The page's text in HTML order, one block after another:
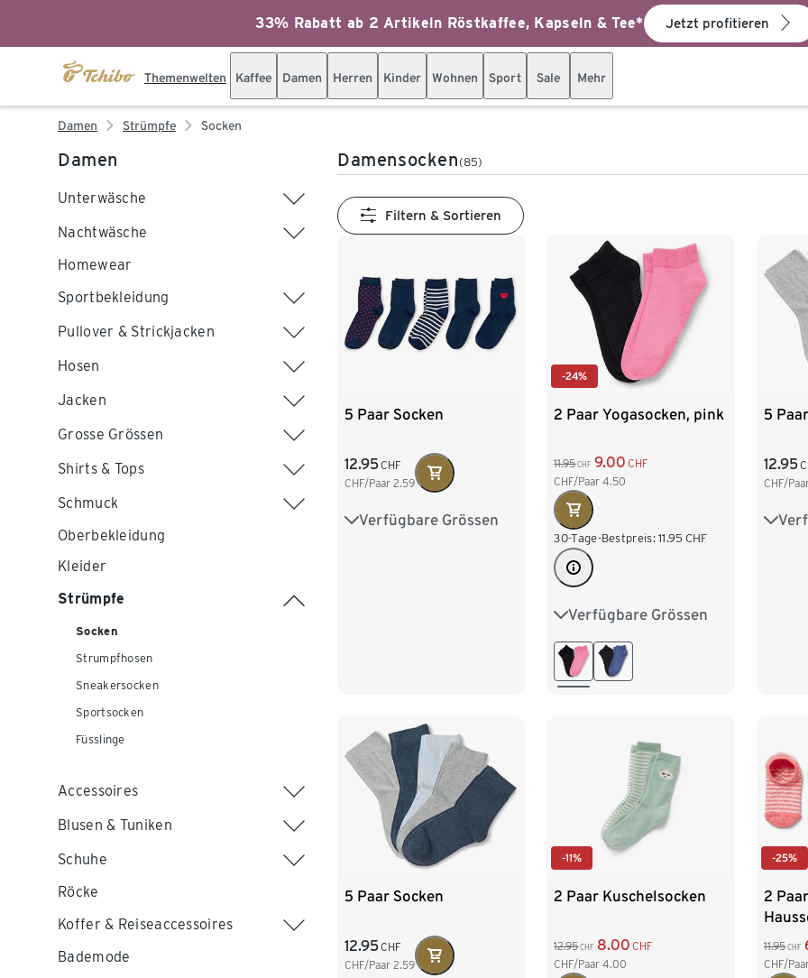
33% Rabatt ab 2 Artikeln Röstkaffee, Kapseln & Tee* Jetzt profitieren
Themenwelten Kaffee Damen Herren Kinder Wohnen Sport Sale Mehr
Damen Strümpfe Socken
Damen
Unterwäsche
Nachtwäsche
Homewear
Sportbekleidung
Pullover & Strickjacken
Hosen
Jacken
Grosse Grössen
Shirts & Tops
Schmuck
Oberbekleidung
Kleider
Strümpfe
Socken
Strumpfhosen
Sneakersocken
Sportsocken
Füsslinge
Accessoires
Blusen & Tuniken
Schuhe
Röcke
Koffer & Reiseaccessoires
Bademode
Damensocken(85)
Filtern & Sortieren
5 Paar Socken
12.95CHF
CHF/Paar 2.59
Verfügbare Grössen
35-38 39-42
-24%
2 Paar Yogasocken, pink
11.95 CHF 9.00 CHF
CHF/Paar4.50
30-Tage-Bestpreis: 11.95 CHF
Verfügbare Grössen
35-38 39-42
5
12.95
CHF/
35-38
5 Paar Socken
12.95CHF
CHF/Paar 2.59
-11%
2 Paar Kuschelsocken
12.95 CHF 8.00 CHF
CHF/Paar4.00
-25%
2 Paar
11.95 CHF
CHF/